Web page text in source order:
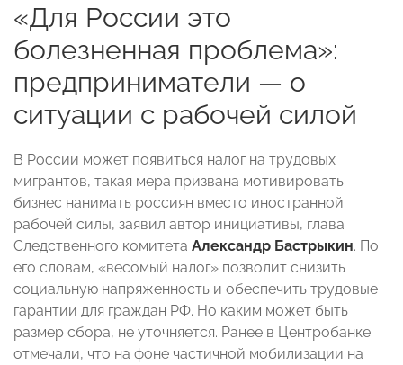
«Для России это
болезненная проблема»:
предприниматели — о
ситуации с рабочей силой
В России может появиться налог на трудовых
мигрантов, такая мера призвана мотивировать
бизнес нанимать россиян вместо иностранной
рабочей силы, заявил автор инициативы, глава
Следственного комитета Александр Бастрыкин. По
его словам, «весомый налог» позволит снизить
социальную напряженность и обеспечить трудовые
гарантии для граждан РФ. Но каким может быть
размер сбора, не уточняется. Ранее в Центробанке
отмечали, что на фоне частичной мобилизации на